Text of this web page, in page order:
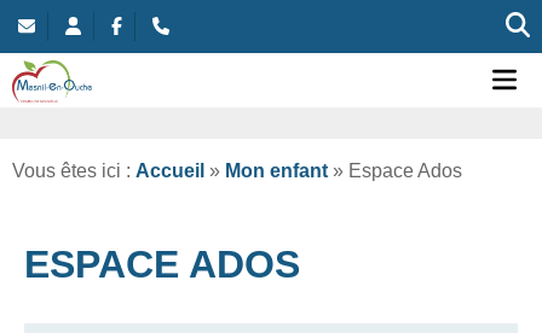
Vous êtes ici : Accueil » Mon enfant » Espace Ados
ESPACE ADOS